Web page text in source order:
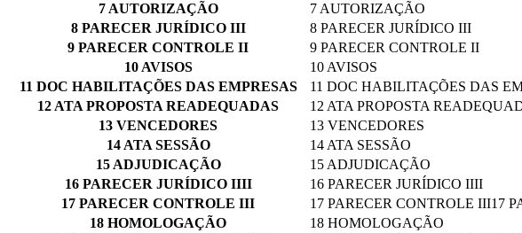
7 AUTORIZAÇÃO
7 AUTORIZAÇÃO
8 PARECER JURÍDICO III
8 PARECER JURÍDICO III
9 PARECER CONTROLE II
9 PARECER CONTROLE II
10 AVISOS
10 AVISOS
11 DOC HABILITAÇÕES DAS EMPRESAS
11 DOC HABILITAÇÕES DAS
12 ATA PROPOSTA READEQUADAS
12 ATA PROPOSTA
13 VENCEDORES
13 VENCEDORES
14 ATA SESSÃO
14 ATA SESSÃO
15 ADJUDICAÇÃO
15 ADJUDICAÇÃO
16 PARECER JURÍDICO IIII
16 PARECER JURÍDICO IIII
17 PARECER CONTROLE III
17 PARECER CONTROLE III17
18 HOMOLOGAÇÃO
18 HOMOLOGAÇÃO